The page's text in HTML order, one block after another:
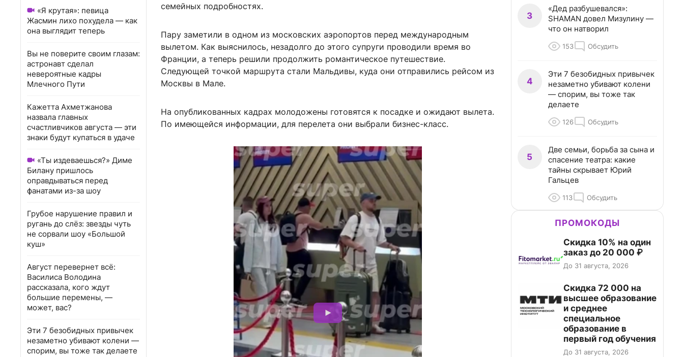
«Я крутая»: певица
Жасмин лихо похудела — как
она выглядит теперь
Вы не поверите своим глазам:
астронавт сделал
невероятные кадры
Млечного Пути
Кажетта Ахметжанова
назвала главных
счастливчиков августа — эти
знаки будут купаться в удаче
«Ты издеваешься?» Диме
Билану пришлось
оправдываться перед
фанатами из-за шоу
Грубое нарушение правил и
ругань до слёз: звезды чуть
не сорвали шоу «Большой
куш»
Август перевернет всё:
Василиса Володина
рассказала, кого ждут
большие перемены, —
может, вас?
Эти 7 безобидных привычек
незаметно убивают колени —
спорим, вы тоже так делаете
семейных подробностях.
Пару заметили в одном из московских аэропортов перед международным
вылетом. Как выяснилось, незадолго до этого супруги проводили время во
Франции, а теперь решили продолжить романтическое путешествие.
Следующей точкой маршрута стали Мальдивы, куда они отправились рейсом из
Москвы в Мале.
На опубликованных кадрах молодожены готовятся к посадке и ожидают вылета.
По имеющейся информации, для перелета они выбрали бизнес-класс.
3
«Дед разбушевался»:
SHAMAN довел Мизулину —
что он натворил
153 Обсудить
4
Эти 7 безобидных привычек
незаметно убивают колени
— спорим, вы тоже так
делаете
126 Обсудить
5
Две семьи, борьба за сына и
спасение театра: какие
тайны скрывает Юрий
Гальцев
113 Обсудить
ПРОМОКОДЫ
Скидка 10% на один
заказ до 20 000 ₽
До 31 августа, 2026
Скидка 72 000 на
высшее образование
и среднее
специальное
образование в
первый год обучения
До 31 августа, 2026